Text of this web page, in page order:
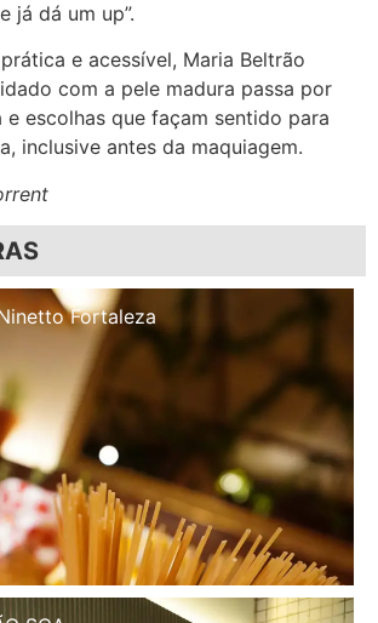
já dá um up”.
e acessível, Maria Beltrão
com a pele madura passa por
e escolhas que façam sentido para
inclusive antes da maquiagem.
Café